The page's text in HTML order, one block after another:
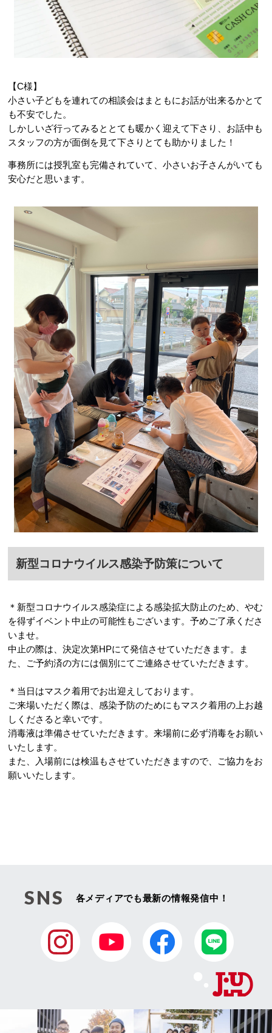
【C様】
小さい子どもを連れての相談会はまともにお話が出来るかとて
も不安でした。
しかしいざ行ってみるととても暖かく迎えて下さり、お話中も
スタッフの方が面倒を見て下さりとても助かりました！
事務所には授乳室も完備されていて、小さいお子さんがいても
安心だと思います。
新型コロナウイルス感染予防策について
＊新型コロナウイルス感染症による感染拡大防止のため、やむ
を得ずイベント中止の可能性もございます。予めご了承くださ
いませ。
中止の際は、決定次第HPにて発信させていただきます。ま
た、ご予約済の方には個別にてご連絡させていただきます。
＊当日はマスク着用でお出迎えしております。
ご来場いただく際は、感染予防のためにもマスク着用の上お越
しくださると幸いです。
消毒液は準備させていただきます。来場前に必ず消毒をお願い
いたします。
また、入場前には検温もさせていただきますので、ご協力をお
願いいたします。
SNS 各メディアでも最新の情報発信中！